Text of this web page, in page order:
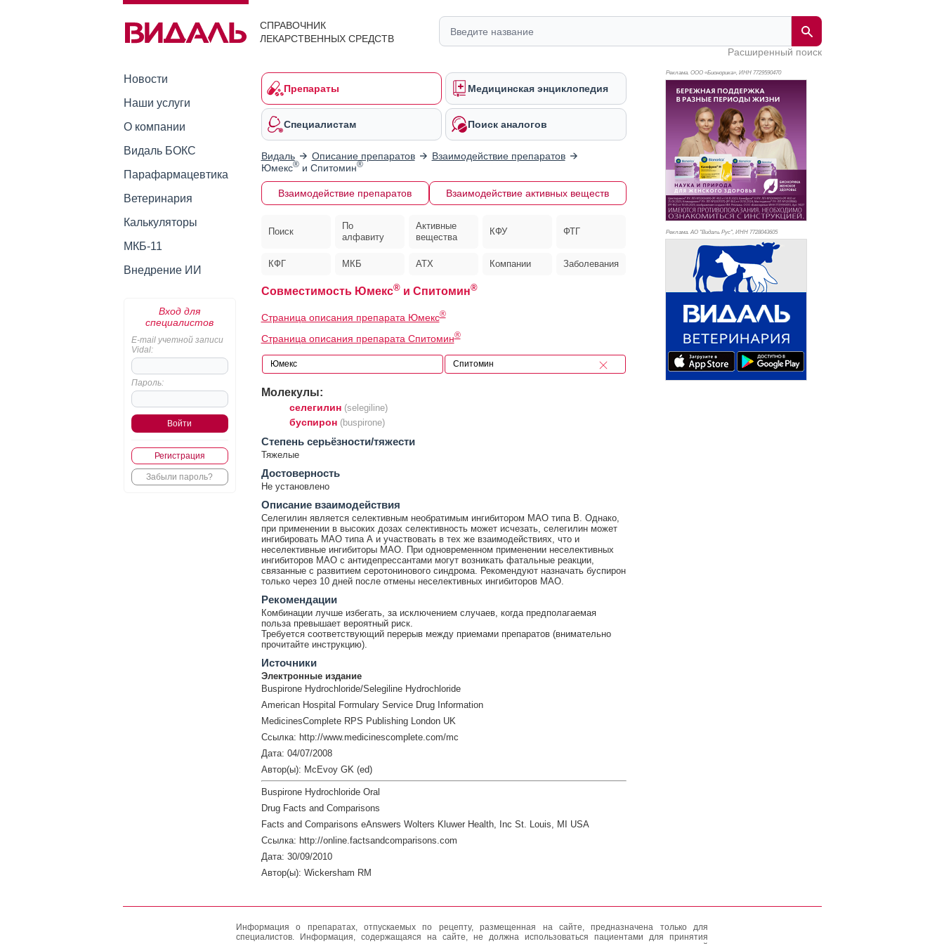
СПРАВОЧНИК
ЛЕКАРСТВЕННЫХ СРЕДСТВ
Расширенный поиск
Новости
Наши услуги
О компании
Видаль БОКС
Парафармацевтика
Ветеринария
Калькуляторы
МКБ-11
Внедрение ИИ
Вход для
специалистов
E-mail учетной записи
Vidal:
Пароль:
Регистрация
Забыли пароль?
Препараты Медицинская энциклопедия
Специалистам Поиск аналогов
Видаль Описание препаратов
Взаимодействие препаратов
Юмекс®и Спитомин®
Взаимодействие препаратов Взаимодействие активных веществ
Поиск
По
алфавиту
Активные
вещества
КФУ ФТГ
КФГ МКБ АТХ Компании Заболевания
Совместимость Юмекс®и Спитомин®
Страница описания препарата Юмекс®
Страница описания препарата Спитомин®
Молекулы:
селегилин (selegiline)
буспирон (buspirone)
Cтепень серьёзности/тяжести
Тяжелые
Достоверность
Не установлено
Описание взаимодействия
Селегилин является селективным необратимым ингибитором МАО типа В. Однако,
при применении в высоких дозах селективность может исчезать, селегилин может
ингибировать МАО типа А и участвовать в тех же взаимодействиях, что и
неселективные ингибиторы МАО. При одновременном применении неселективных
ингибиторов МАО с антидепрессантами могут возникать фатальные реакции,
связанные с развитием серотонинового синдрома. Рекомендуют назначать буспирон
только через 10 дней после отмены неселективных ингибиторов МАО.
Рекомендации
Комбинации лучше избегать, за исключением случаев, когда предполагаемая
польза превышает вероятный риск.
Требуется соответствующий перерыв между приемами препаратов (внимательно
прочитайте инструкцию).
Источники
Электронные издание
Buspirone Hydrochloride/Selegiline Hydrochloride
American Hospital Formulary Service Drug Information
MedicinesComplete RPS Publishing London UK
Ссылка: http://www.medicinescomplete.com/mc
Дата: 04/07/2008
Автор(ы): McEvoy GK (ed)
Buspirone Hydrochloride Oral
Drug Facts and Comparisons
Facts and Comparisons eAnswers Wolters Kluwer Health, Inc St. Louis, MI USA
Ссылка: http://online.factsandcomparisons.com
Дата: 30/09/2010
Автор(ы): Wickersham RM
Реклама. ООО «Бионорика», ИНН 7729590470
Реклама. АО "Видаль Рус", ИНН 7728043605
Информация о препаратах, отпускаемых по рецепту, размещенная на сайте, предназначена только для
специалистов. Информация, содержащаяся на сайте, не должна использоваться пациентами для принятия